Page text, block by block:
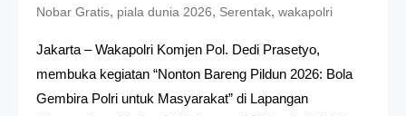
Nobar Gratis, piala dunia 2026, Serentak, wakapolri
Jakarta – Wakapolri Komjen Pol. Dedi Prasetyo,
membuka kegiatan “Nonton Bareng Pildun 2026: Bola
Gembira Polri untuk Masyarakat” di Lapangan